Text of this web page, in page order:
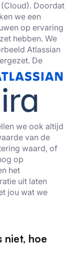
(Cloud). Doordat
we een
op ervaring
hebben. We
Atlassian
De
we ook altijd
van de
waard, of
op
het
uit laten
jou wat we
niet, hoe